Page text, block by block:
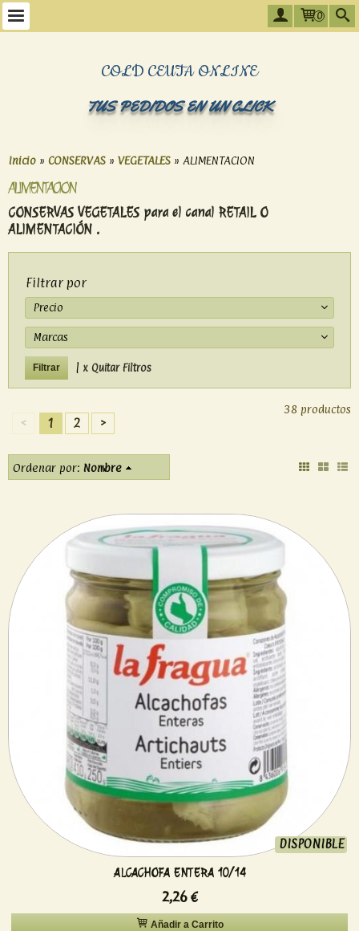
0
COLD CEUTA ONLINE
TUS PEDIDOS EN UN CLICK
Inicio » CONSERVAS » VEGETALES » ALIMENTACION
ALIMENTACION
CONSERVAS VEGETALES para el canal RETAIL O
ALIMENTACIÓN .
Filtrar por
Precio
Marcas
| x Quitar Filtros
< 1 2 >
38 productos
Ordenar por: Nombre
DISPONIBLE
ALCACHOFA ENTERA 10/14
2,26 €
Añadir a Carrito